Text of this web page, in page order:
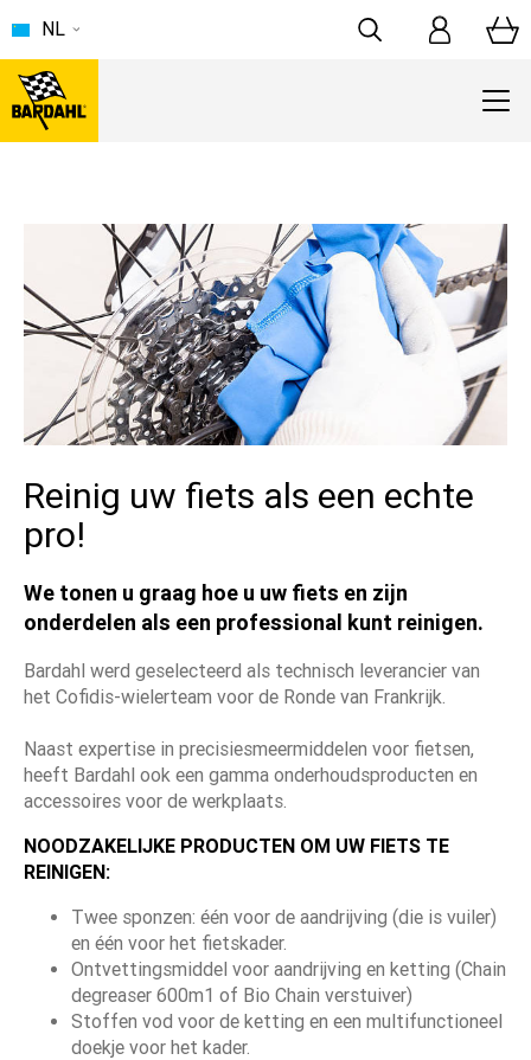
NL
Reinig uw fiets als een echte
pro!
We tonen u graag hoe u uw fiets en zijn
onderdelen als een professional kunt reinigen.
Bardahl werd geselecteerd als technisch leverancier van
het Cofidis-wielerteam voor de Ronde van Frankrijk.
Naast expertise in precisiesmeermiddelen voor fietsen,
heeft Bardahl ook een gamma onderhoudsproducten en
accessoires voor de werkplaats.
NOODZAKELIJKE PRODUCTEN OM UW FIETS TE
REINIGEN:
Twee sponzen: één voor de aandrijving (die is vuiler)
en één voor het fietskader.
Ontvettingsmiddel voor aandrijving en ketting (Chain
degreaser 600m1 of Bio Chain verstuiver)
Stoffen vod voor de ketting en een multifunctioneel
doekje voor het kader.